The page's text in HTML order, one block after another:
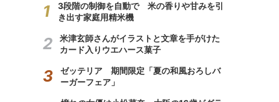
3段階の制御を自動で 米の香りや甘みを引
き出す家庭用精米機
米津玄師さんがイラストと文章を手がけた
カード入りウエハース菓子
ゼッテリア 期間限定「夏の和風おろしバ
ーガーフェア」